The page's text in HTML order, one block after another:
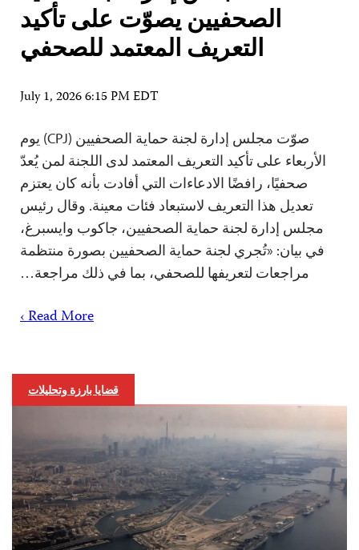
الصحفيين يصوّت على تأكيد
التعريف المعتمد للصحفي
July 1, 2026 6:15 PM EDT
صوّت مجلس إدارة لجنة حماية الصحفيين (CPJ) يوم
الأربعاء على تأكيد التعريف المعتمد لدى اللجنة لمن يُعدّ
صحفيًا، رافضًا الادعاءات التي أفادت بأنه كان يعتزم
تعديل هذا التعريف لاستبعاد فئات معينة. وقال رئيس
مجلس إدارة لجنة حماية الصحفيين، جاكوب وايسبرغ،
في بيان: «تُجري لجنة حماية الصحفيين بصورة منتظمة
مراجعات لتعريفها للصحفي، بما في ذلك مراجعة…
Read More ›
قضايا بارزة وتحليلات